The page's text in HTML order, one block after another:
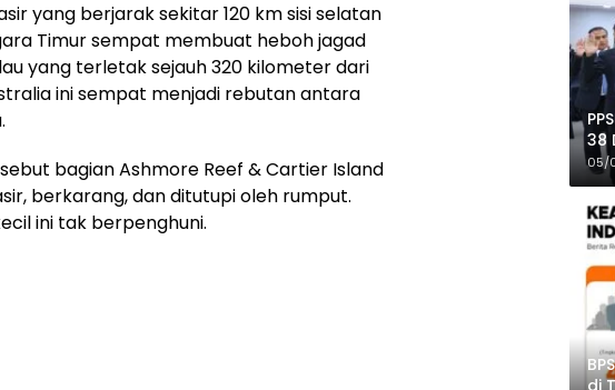
yang berjarak sekitar 120 km sisi selatan
Timur sempat membuat heboh jagad
yang terletak sejauh 320 kilometer dari
ini sempat menjadi rebutan antara
bagian Ashmore Reef & Cartier Island
berkarang, dan ditutupi oleh rumput.
ini tak berpenghuni.
38
05/
di